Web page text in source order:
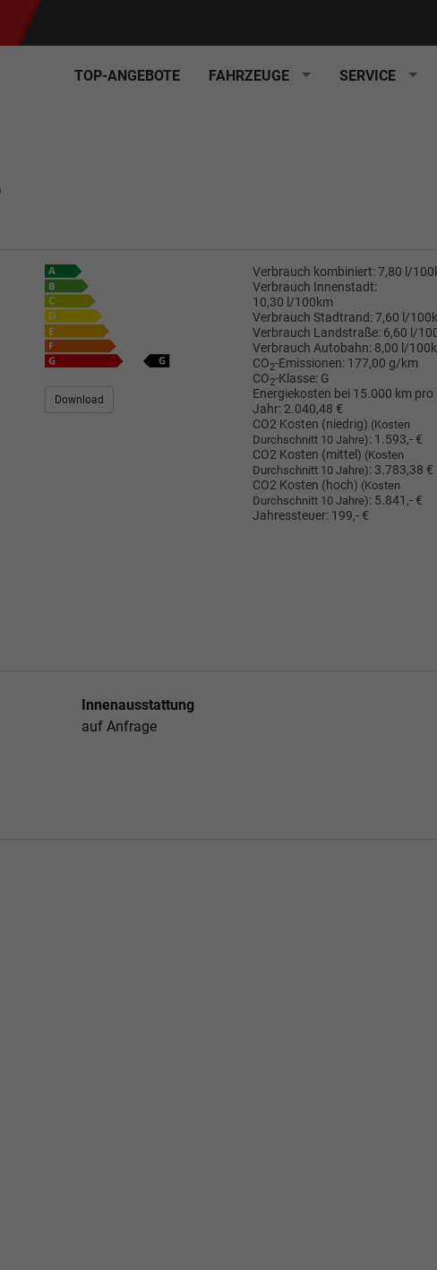
TOP-ANGEBOTE FAHRZEUGE SERVICE
Verbrauch kombiniert:7,80 l/
Verbrauch Innenstadt:
10,30 l/100km
Verbrauch Stadtrand:7,60 l/
Verbrauch Landstraße: 6,60 l/
Verbrauch Autobahn: 8,00 l/
CO2-Emissionen: 177,00 g/km
CO2-Klasse: G
Download
Energiekosten bei 15.000 km pro
Jahr: 2.040,48 €
CO2 Kosten (niedrig) (Kosten
Durchschnitt 10 Jahre): 1.593,- €
CO2 Kosten (mittel) (Kosten
Durchschnitt 10 Jahre): 3.783,38 €
CO2 Kosten (hoch) (Kosten
Durchschnitt 10 Jahre): 5.841,- €
Jahressteuer: 199,- €
Innenausstattung
auf Anfrage